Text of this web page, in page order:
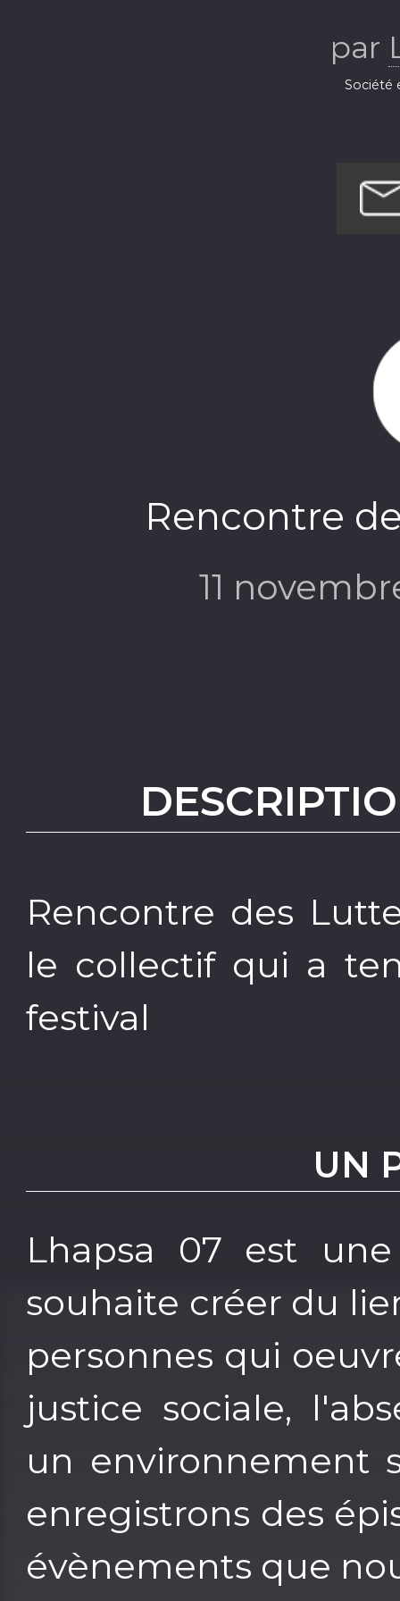
par
Société
Rencontre
11
Rencontre des
le collectif qui a
festival
UN
Lhapsa 07 est
souhaite créer du
personnes qui
justice sociale,
un environnement
enregistrons des
évènements que